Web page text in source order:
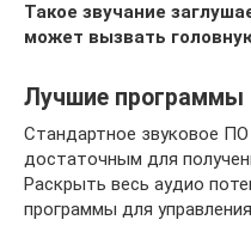
Такое звучание
может вызвать
Лучшие программы
Стандартное звуковое
достаточным для
Раскрыть весь аудио
программы для